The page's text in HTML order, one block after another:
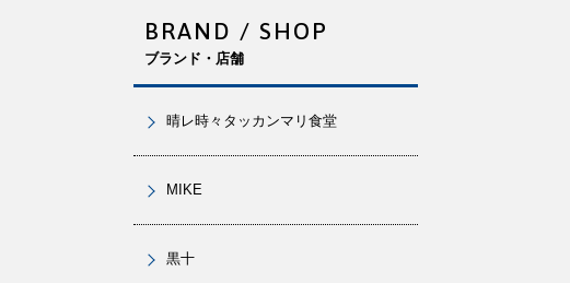
BRAND / SHOP
ブランド・店舗
晴レ時々タッカンマリ食堂
MIKE
黒十